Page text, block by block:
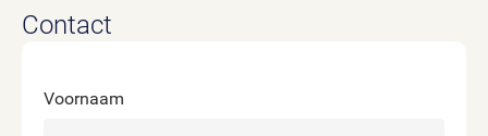
Contact
Voornaam